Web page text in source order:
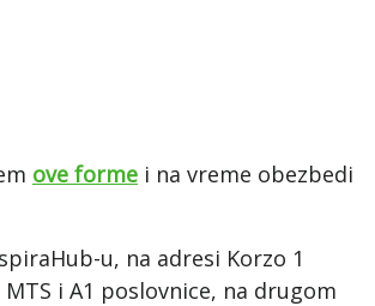
ove forme i na vreme obezbedi
u, na adresi Korzo 1
i A1 poslovnice, na drugom